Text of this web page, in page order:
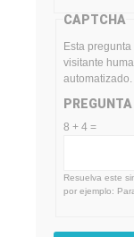
CAPTCHA
Esta
visitante
automatizado.
8 + 4 =
Resuelva este
por ejemplo: